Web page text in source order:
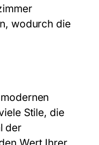
wodurch die
Stile, die
der